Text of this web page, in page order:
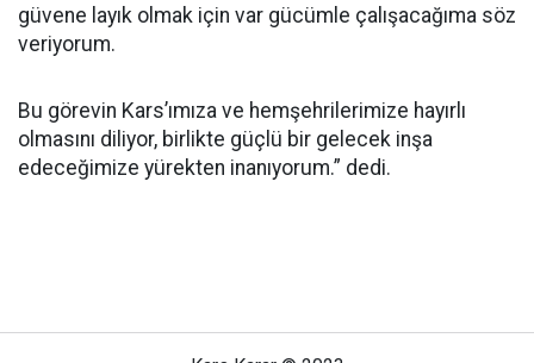
güvene layık olmak için var gücümle çalışacağıma söz
veriyorum.
Bu görevin Kars’ımıza ve hemşehrilerimize hayırlı
olmasını diliyor, birlikte güçlü bir gelecek inşa
edeceğimize yürekten inanıyorum.” dedi.